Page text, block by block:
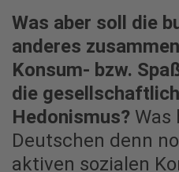
Was aber soll die
anderes
Konsum- bzw.
die
Hedonismus? Was
Deutschen denn
aktiven sozialen